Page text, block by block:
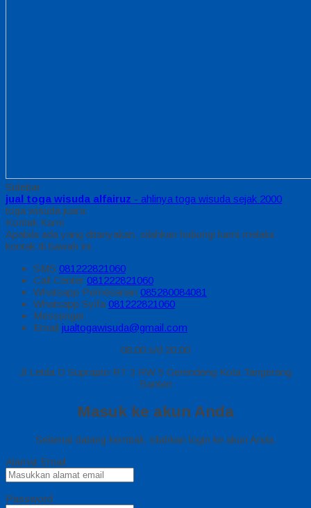
Sidebar
jual toga wisuda alfairuz - ahlinya toga wisuda sejak 2000
toga wisuda juara
Kontak Kami
Apabila ada yang ditanyakan, silahkan hubungi kami melalui
kontak di bawah ini.
SMS 081222821060
Call Center 081222821060
Whatsapp Pemesanan 085280084081
Whatsapp Syifa 081222821060
Messenger
Email jualtogawisuda@gmail.com
08.00 s/d 20.00
Jl Letda D Suprapto RT 3 RW 5 Gerendeng Kota Tangerang
Banten
Masuk ke akun Anda
Selamat datang kembali, silahkan login ke akun Anda.
Alamat Email
Password